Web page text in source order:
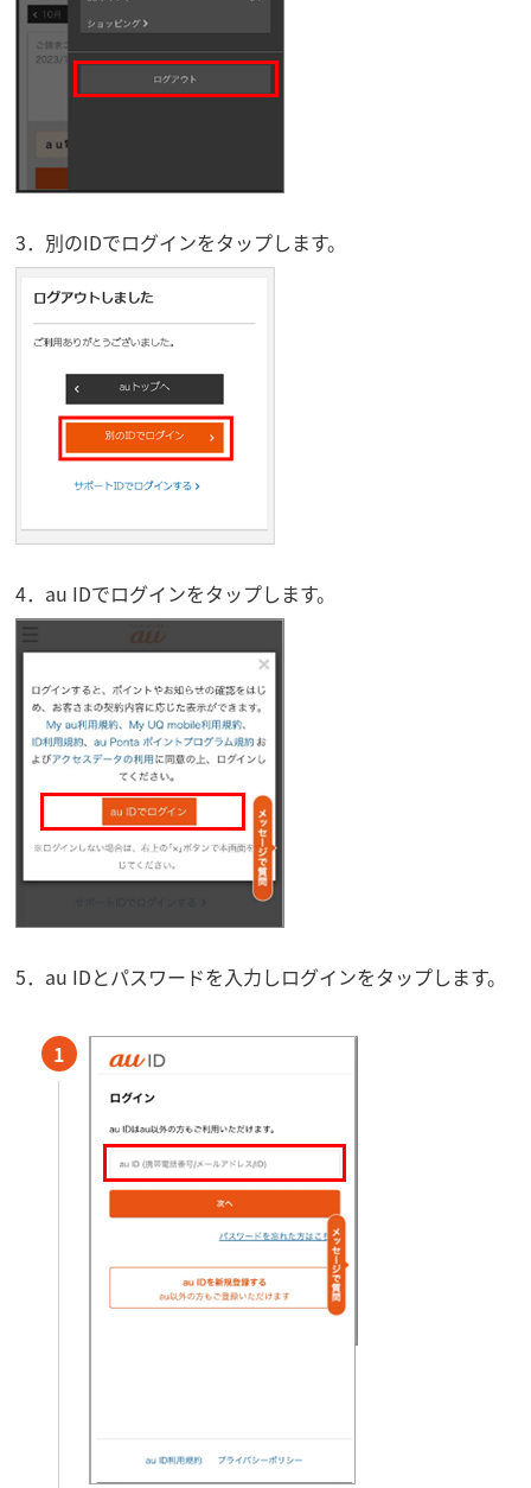
3．別のIDでログインをタップします。
4．au IDでログインをタップします。
5．au IDとパスワードを入力しログインをタップします。
1